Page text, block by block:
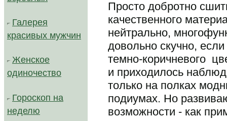
Галерея
красивых мужчин
Женское
одиночество
Гороскоп на
неделю
Просто добротно
качественного
нейтрально,
довольно скучно,
темно-коричневого
и приходилось
только на полках
подиумах. Но
возможности - как